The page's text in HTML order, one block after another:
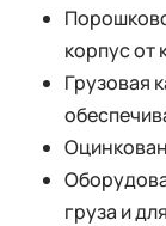
корпус от
Грузовая
груза и